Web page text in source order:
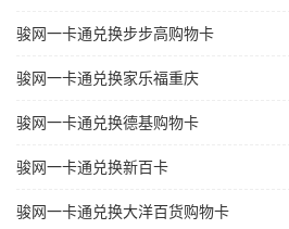
骏网一卡通兑换步步高购物卡
骏网一卡通兑换家乐福重庆
骏网一卡通兑换德基购物卡
骏网一卡通兑换新百卡
骏网一卡通兑换大洋百货购物卡